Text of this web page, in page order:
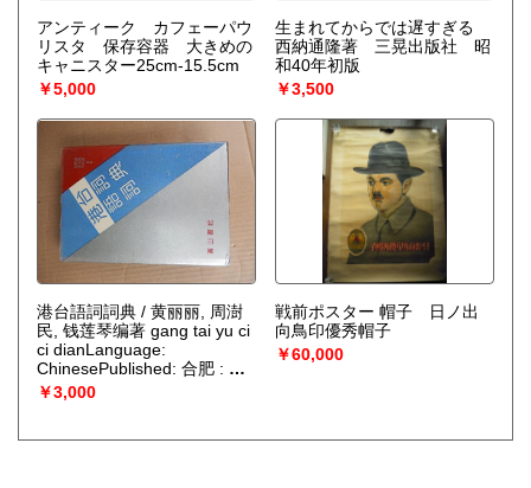
オリジナルティは天下一品
だ。1. 極楽パパ2. SUGAR
RAY3. WALK THAT MESS4. I
NEED YOU SO5.
GO.GO,GO6. 昔つきあって
た女7. BONGO GOOGIE8. I
CAN DREAM,CAN'T I9. WHY
DID YOU SAY?10. T-TOWN
BLUES11. あの娘のうちは千
葉よりむこう12. BOOGIE
WOOGIE ST.CLAUS13. ゴミ
の日来るまで盤質は良好で
アンティーク カフェーパウ
リスタ 保存容器 大きめの
キャニスター25cm-15.5cm
￥5,000
生まれてからでは遅すぎる
西納通隆著 三晃出版社 昭
和40年初版
￥3,500
港台語詞詞典 / 黄丽丽, 周澍
民, 钱莲琴编著 gang tai yu ci
ci dianLanguage:
ChinesePublished: 合肥 : 黄
山书社, 1990.10Description:
461p
￥3,000
戦前ポスター 帽子 日ノ出
向鳥印優秀帽子
￥60,000